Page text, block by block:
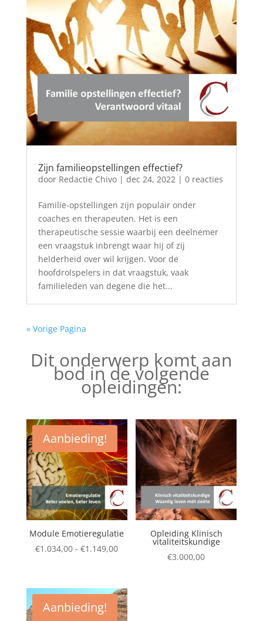
Zijn familieopstellingen effectief?
door Redactie Chivo| dec 24, 2022 | 0 reacties
Familie-opstellingen zijn populair onder
coaches en therapeuten. Het is een
therapeutische sessie waarbij een deelnemer
een vraagstuk inbrengt waar hij of zij
helderheid over wil krijgen. Voor de
hoofdrolspelers in dat vraagstuk, vaak
familieleden van degene die het...
« Vorige Pagina
Dit onderwerp komt aan
bod in de volgende
opleidingen:
Aanbieding!
Module Emotieregulatie
€1.034,00 - €1.149,00Prijsklasse:
€1.149,00
Opleiding Klinisch
vitaliteitskundige
€3.000,00
Aanbieding!